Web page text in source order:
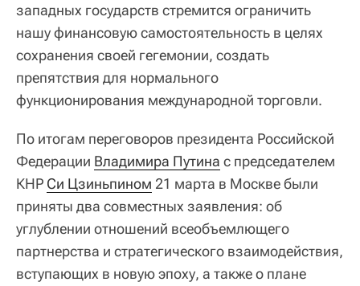
западных государств стремится ограничить
нашу финансовую самостоятельность в целях
сохранения своей гегемонии, создать
препятствия для нормального
функционирования международной торговли.
По итогам переговоров президента Российской
Федерации Владимира Путина с председателем
КНР Си Цзиньпином 21 марта в Москве были
приняты два совместных заявления: об
углублении отношений всеобъемлющего
партнерства и стратегического взаимодействия,
вступающих в новую эпоху, а также о плане